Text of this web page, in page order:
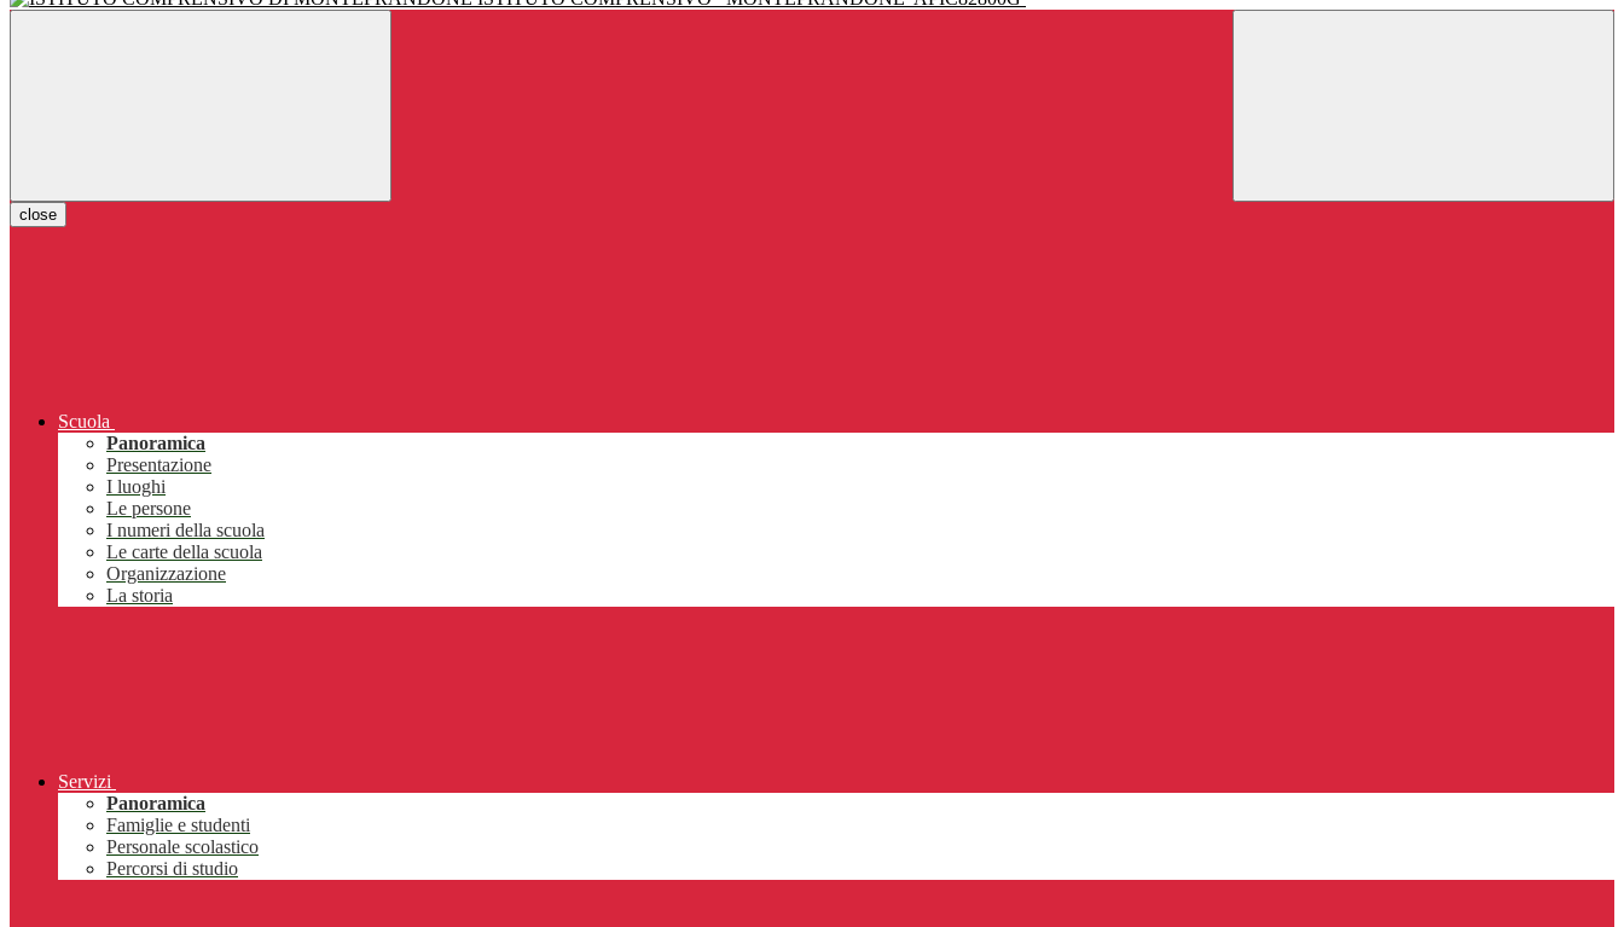
close
Scuola
Panoramica
Presentazione
I luoghi
Le persone
I numeri della scuola
Le carte della scuola
Organizzazione
La storia
Servizi
Panoramica
Famiglie e studenti
Personale scolastico
Percorsi di studio